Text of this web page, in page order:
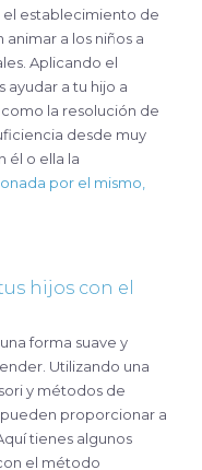
el establecimiento de
a los niños a
Aplicando el
ayudar a tu hijo a
la resolución de
desde muy
él o ella la
por el mismo,
hijos con el
forma suave y
Utilizando una
y métodos de
proporcionar a
tienes algunos
el método